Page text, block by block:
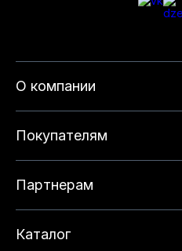
О компании
Покупателям
Партнерам
Каталог